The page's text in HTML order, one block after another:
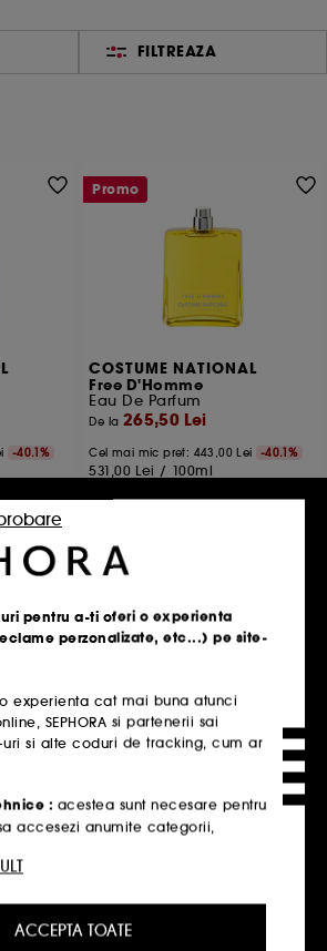
FILTREAZA
-40.1%
COSTUME NATIONAL
Free D'Homme
Eau De Parfum
De la 265,50 Lei
Cel mai mic pret: 443,00 Lei -40.1%
531,00 Lei / 100ml
Promo
NATIONAL Parfumuri
produse
mai populare produse ale
Sephora Collection
pentru a-ti oferi o experienta
perzonalizate, etc...) pe site-
experienta cat mai buna atunci
SEPHORA si partenerii sai
si alte coduri de tracking, cum ar
: acestea sunt necesare pentru
accesezi anumite categorii,
esentiale pentru operarea
de personalizare :ne permit sa iti
ACCEPTA TOATE